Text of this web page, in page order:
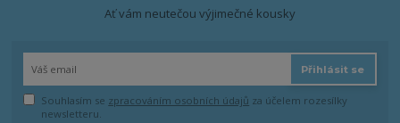
Ať vám neutečou výjimečné kousky
Přihlásit se
Souhlasím se zpracováním osobních údajů za účelem rozesílky
newsletteru.